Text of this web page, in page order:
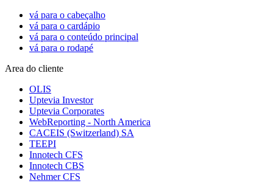
vá para o cabeçalho
vá para o cardápio
vá para o conteúdo principal
vá para o rodapé
Area do cliente
OLIS
Uptevia Investor
Uptevia Corporates
WebReporting - North America
CACEIS (Switzerland) SA
TEEPI
Innotech CFS
Innotech CBS
Nehmer CFS